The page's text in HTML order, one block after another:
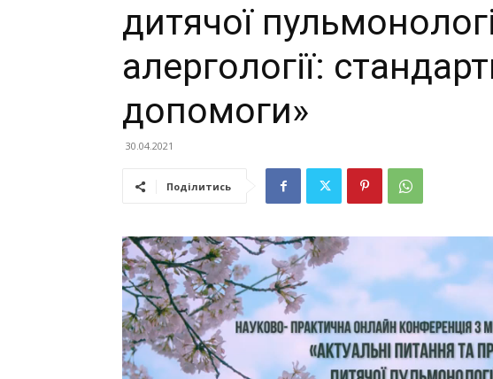
дитячої
алергології:
допомоги»
30.04.2021
Поділитись